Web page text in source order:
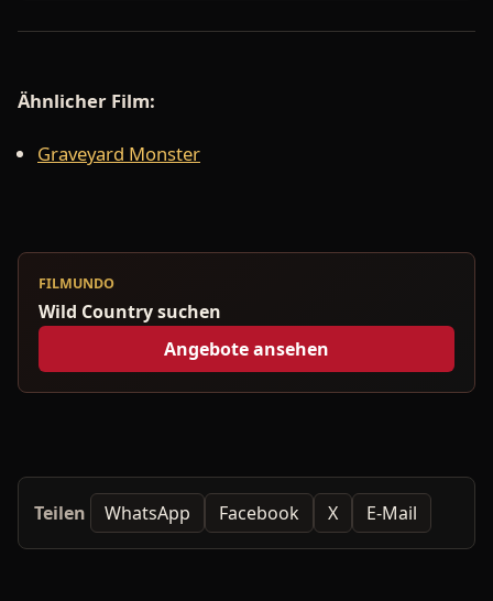
Ähnlicher Film:
Graveyard Monster
FILMUNDO
Wild Country suchen
Angebote ansehen
Teilen WhatsApp Facebook X E-Mail